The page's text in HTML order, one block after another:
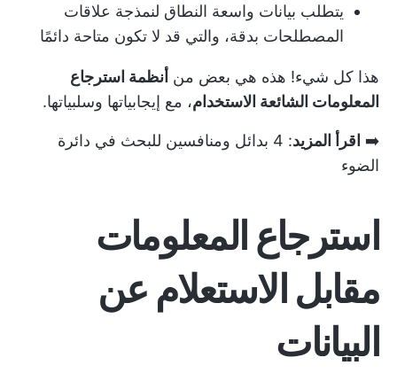
يتطلب بيانات واسعة النطاق لنمذجة علاقات
المصطلحات بدقة، والتي قد لا تكون متاحة دائمًا
هذا كل شيء! هذه هي بعض من أنظمة استرجاع
المعلومات الشائعة الاستخدام، مع إيجابياتها وسلبياتها.
➡️ اقرأ المزيد:
4 بدائل ومنافسين للبحث في دائرة
الضوء
استرجاع المعلومات
مقابل الاستعلام عن
البيانات